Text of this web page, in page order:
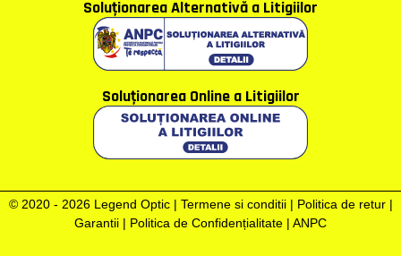
Soluţionarea Alternativă a Litigiilor
Soluţionarea Online a Litigiilor
© 2020 - 2026 Legend Optic | Termene si conditii| Politica de retur|
Garantii | Politica de Confidențialitate | ANPC